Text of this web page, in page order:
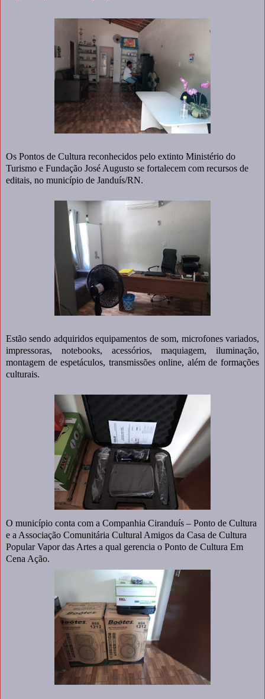
Os Pontos de Cultura reconhecidos pelo extinto Ministério do
Turismo e Fundação José Augusto se fortalecem com recursos de
editais, no município de Janduís/RN.
Estão sendo adquiridos equipamentos de som, microfones variados,
impressoras, notebooks, acessórios, maquiagem, iluminação,
montagem de espetáculos, transmissões online, além de formações
culturais.
O município conta com a Companhia Ciranduís – Ponto de Cultura
e a Associação Comunitária Cultural Amigos da Casa de Cultura
Popular Vapor das Artes a qual gerencia o Ponto de Cultura Em
Cena Ação.